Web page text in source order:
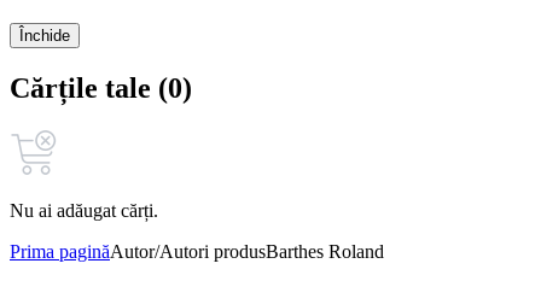
Închide
Cărțile tale (0)
Nu ai adăugat cărți.
Prima paginăAutor/Autori produsBarthes Roland